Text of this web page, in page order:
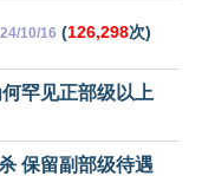
10/16 (126,298次)
罕见正部级以上
保留副部级待遇